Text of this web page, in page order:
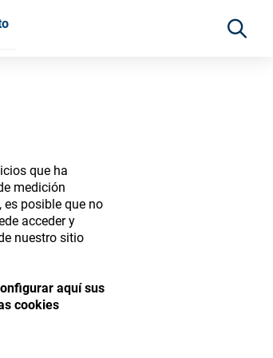
que ha
medición
posible que no
acceder y
nuestro sitio
aquí sus
cookies
ophthalmic